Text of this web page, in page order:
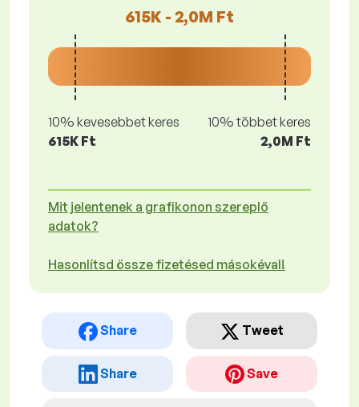
615K - 2,0M Ft
10% kevesebbet keres
615K Ft
10% többet keres
2,0M Ft
Mit jelentenek a grafikonon szereplő
adatok?
Hasonlítsd össze fizetésed másokéval!
Share Tweet
Share Save